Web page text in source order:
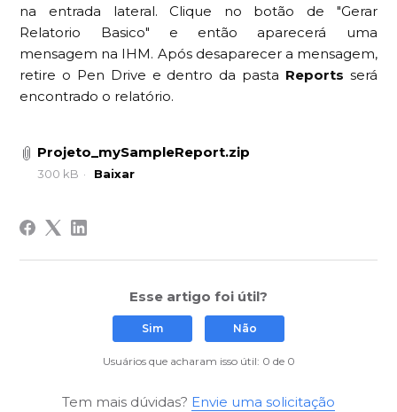
na entrada lateral. Clique no botão de "Gerar
Relatorio Basico" e então aparecerá uma
mensagem na IHM. Após desaparecer a mensagem,
retire o Pen Drive e dentro da pasta Reports será
encontrado o relatório.
Projeto_mySampleReport.zip
300 kB Baixar
Esse artigo foi útil?
Sim Não
Usuários que acharam isso útil: 0 de 0
Tem mais dúvidas? Envie uma solicitação